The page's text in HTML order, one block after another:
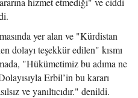
yer alan ve "Kürdistan
dolayı teşekkür edilen" kısmı
"Hükümetimiz bu adıma ne
Erbil’in bu kararı
ve yanıltıcıdır." denildi.